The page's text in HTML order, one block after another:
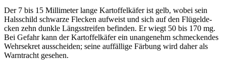
Der 7 bis 15 Mil­li­me­ter lan­ge Kar­tof­fel­kä­fer ist gelb, wobei sein
Hals­schild schwar­ze Fle­cken auf­weist und sich auf den Flü­gel­de­
cken zehn dunk­le Längs­strei­fen befin­den. Er wiegt 50 bis 170 mg.
Bei Gefahr kann der Kar­tof­fel­kä­fer ein unan­ge­nehm schme­cken­des
Wehr­se­kret aus­schei­den; sei­ne auf­fäl­li­ge Fär­bung wird daher als
Warn­tracht gesehen.